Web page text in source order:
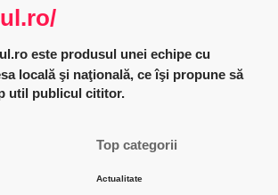
locală şi naţională, ce îşi propune să
util publicul cititor.
Top categorii
Actualitate